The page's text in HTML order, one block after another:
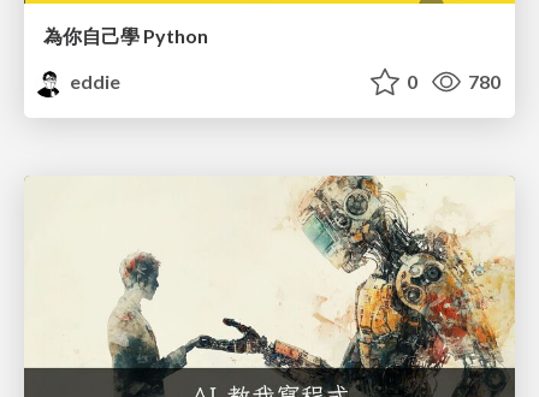
為你自己學 Python
eddie
0 780